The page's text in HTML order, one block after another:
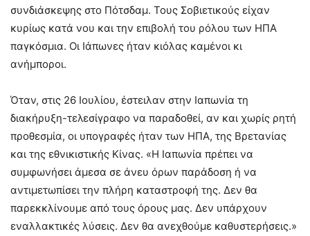
συνδιάσκεψης στο Πότσδαμ. Τους Σοβιετικούς είχαν
κυρίως κατά νου και την επιβολή του ρόλου των ΗΠΑ
παγκόσμια. Οι Ιάπωνες ήταν κιόλας καμένοι κι
ανήμποροι.
Όταν, στις 26 Ιουλίου, έστειλαν στην Ιαπωνία τη
διακήρυξη-τελεσίγραφο να παραδοθεί, αν και χωρίς ρητή
προθεσμία, οι υπογραφές ήταν των ΗΠΑ, της Βρετανίας
και της εθνικιστικής Κίνας. «Η Ιαπωνία πρέπει να
συμφωνήσει άμεσα σε άνευ όρων παράδοση ή να
αντιμετωπίσει την πλήρη καταστροφή της. Δεν θα
παρεκκλίνουμε από τους όρους μας. Δεν υπάρχουν
εναλλακτικές λύσεις. Δεν θα ανεχθούμε καθυστερήσεις.»